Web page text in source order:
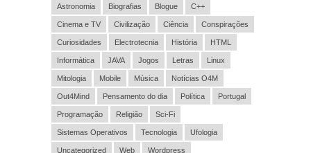
Astronomia Biografias Blogue C++
Cinema e TV Civilização Ciência Conspirações
Curiosidades Electrotecnia História HTML
Informática JAVA Jogos Letras Linux
Mitologia Mobile Música Notícias O4M
Out4Mind Pensamento do dia Política Portugal
Programação Religião Sci-Fi
Sistemas Operativos Tecnologia Ufologia
Uncategorized Web Wordpress